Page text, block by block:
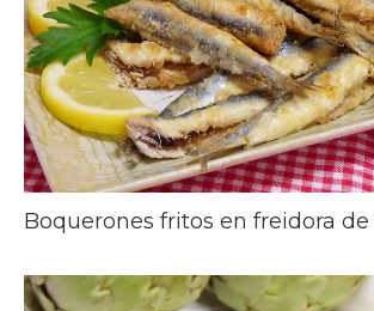
Boquerones fritos en freidora de